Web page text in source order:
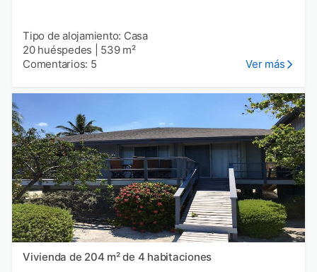
Tipo de alojamiento: Casa
20 huéspedes
539 m²
Comentarios: 5
Ver más
Vivienda de 204 m² de 4 habitaciones